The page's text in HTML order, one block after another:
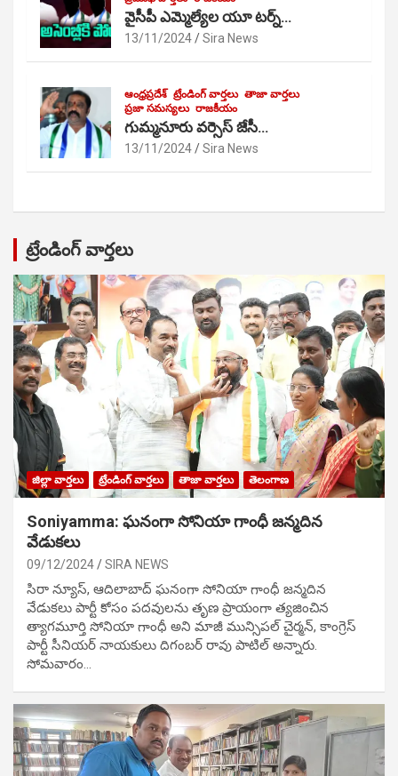
వైసీపీ ఎమ్మెల్యేల యూ టర్న్…
13/11/2024 Sira News
ఆంధ్రప్రదేశ్ ట్రేండింగ్ వార్తలు తాజా వార్తలు
ప్రజా సమస్యలు రాజకీయం
గుమ్మనూరు వర్సెస్ జేసీ…
13/11/2024 Sira News
ట్రేండింగ్ వార్తలు
జిల్లా వార్తలు ట్రేండింగ్ వార్తలు తాజా వార్తలు తెలంగాణ
Soniyamma: ఘ‌నంగా సోనియా గాంధీ జ‌న్మ‌దిన
వేడుక‌లు
09/12/2024 SIRA NEWS
సిరా న్యూస్, ఆదిలాబాద్ ఘ‌నంగా సోనియా గాంధీ జ‌న్మ‌దిన
వేడుక‌లు పార్టీ కోసం ప‌ద‌వుల‌ను తృణ ప్రాయంగా త్య‌జించిన
త్యాగమూర్తి సోనియా గాంధీ అని మాజీ మున్సిప‌ల్ చైర్మ‌న్, కాంగ్రెస్
పార్టీ సీనియ‌ర్ నాయ‌కులు దిగంబ‌ర్ రావు పాటిల్ అన్నారు.
సోమవారం…